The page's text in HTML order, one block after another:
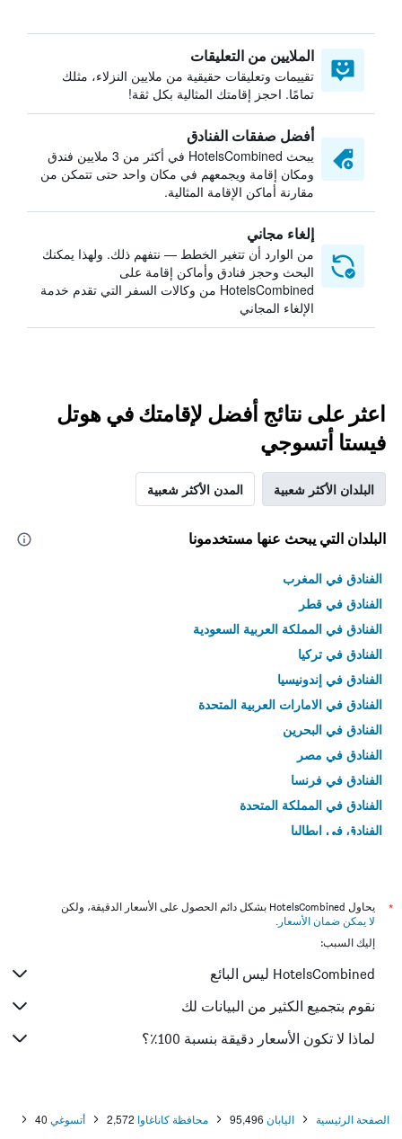
الملايين من التعليقات
تقييمات وتعليقات حقيقية من ملايين النزلاء، مثلك
تمامًا. احجز إقامتك المثالية بكل ثقة!
أفضل صفقات الفنادق
يبحث HotelsCombined في أكثر من 3 ملايين فندق
ومكان إقامة ويجمعهم في مكان واحد حتى تتمكن من
مقارنة أماكن الإقامة المثالية.
إلغاء مجاني
من الوارد أن تتغير الخطط — نتفهم ذلك. ولهذا يمكنك
البحث وحجز فنادق وأماكن إقامة على
HotelsCombined من وكالات السفر التي تقدم خدمة
الإلغاء المجاني
اعثر على نتائج أفضل لإقامتك في هوتل
فيستا أتسوجي
البلدان الأكثر شعبية المدن الأكثر شعبية
البلدان التي يبحث عنها مستخدمونا
الفنادق في المغرب
الفنادق في قطر
الفنادق في المملكة العربية السعودية
الفنادق في تركيا
الفنادق في إندونيسيا
الفنادق في الامارات العربية المتحدة
الفنادق في البحرين
الفنادق في مصر
الفنادق في فرنسا
الفنادق في المملكة المتحدة
الفنادق في إيطاليا
*
يحاول HotelsCombined بشكل دائم الحصول على الأسعار الدقيقة، ولكن
لا يمكن ضمان الأسعار .
إليك السبب:
HotelsCombined ليس البائع
نقوم بتجميع الكثير من البيانات لك
لماذا لا تكون الأسعار دقيقة بنسبة 100٪؟
الصفحة الرئيسية اليابان 95,496 محافظة كاناغاوا 2,572 أتسوغي 40